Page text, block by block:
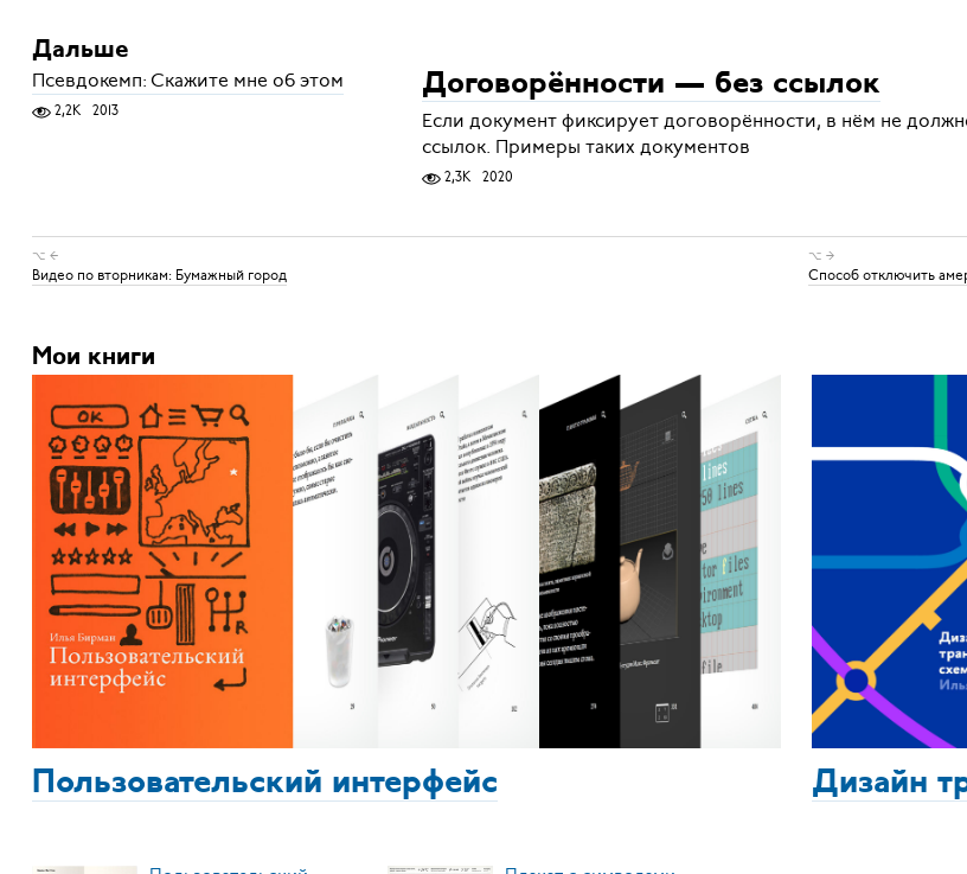
Дальше
Договорённости — без ссылок
Если документ фиксирует договорённости, в нём не
ссылок. Примеры таких документов
2,3K 2020
Псевдокемп: Скажите мне об этом
2,2K 2013
⌥ ←
Видео по вторникам: Бумажный город
⌥ →
Способ отключить
Мои книги
Пользовательский интерфейс Дизайн